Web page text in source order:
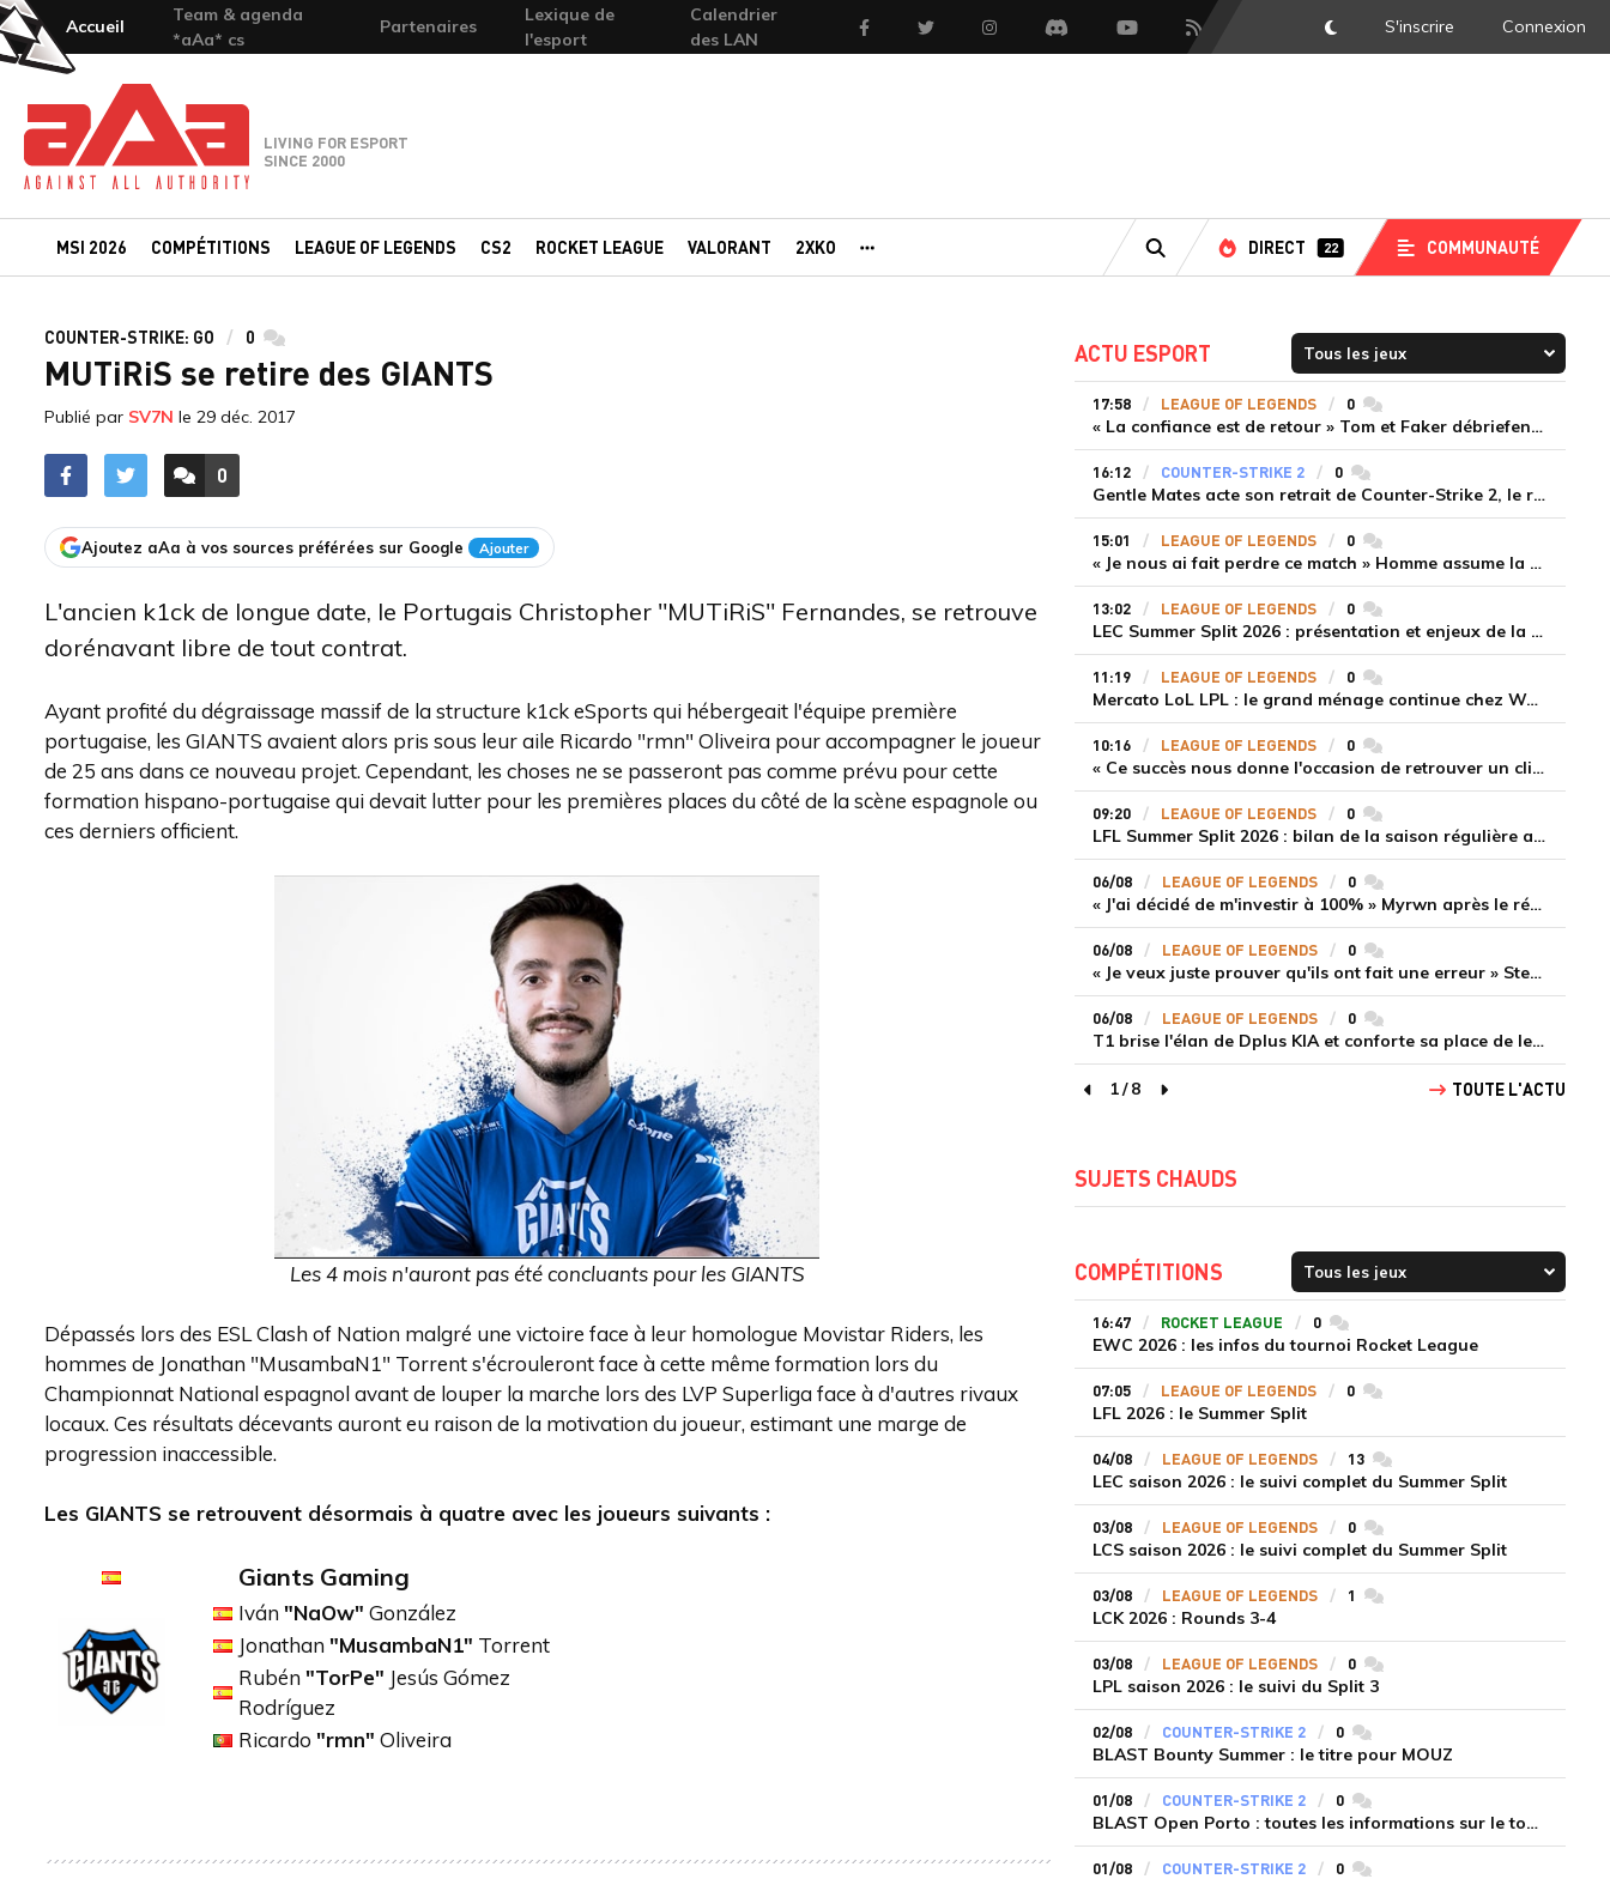
Accueil
Team & agenda
*aAa* cs
Partenaires
Lexique de
l'esport
Calendrier
des LAN
FacebookTwitter InstagramDiscord YoutubeFlux RSS DarkMode
S'inscrire Connexion
Team-aAa - against All authority
LIVING FOR ESPORT
SINCE 2000
MSI 2026 COMPÉTITIONS LEAGUE OF LEGENDS CS2 ROCKET LEAGUE VALORANT 2XKO
RECHERCHE
DIRECT 22 COMMUNAUTÉ
COUNTER-STRIKE: GO 0 commentaires
MUTiRiS se retire des GIANTS
Publié par SV7N le 29 déc. 2017
ACCÉDER AUX
0
COMMENTAIRES
Ajoutez aAa à vos sources préférées sur Google Ajouter
L'ancien k1ck de longue date, le Portugais Christopher "MUTiRiS" Fernandes, se retrouve
dorénavant libre de tout contrat.
Ayant profité du dégraissage massif de la structure k1ck eSports qui hébergeait l'équipe première
portugaise, les GIANTS avaient alors pris sous leur aile Ricardo "rmn" Oliveira pour accompagner le joueur
de 25 ans dans ce nouveau projet. Cependant, les choses ne se passeront pas comme prévu pour cette
formation hispano-portugaise qui devait lutter pour les premières places du côté de la scène espagnole ou
ces derniers officient.
Les 4 mois n'auront pas été concluants pour les GIANTS
Dépassés lors des ESL Clash of Nation malgré une victoire face à leur homologue Movistar Riders, les
hommes de Jonathan "MusambaN1" Torrent s'écrouleront face à cette même formation lors du
Championnat National espagnol avant de louper la marche lors des LVP Superliga face à d'autres rivaux
locaux. Ces résultats décevants auront eu raison de la motivation du joueur, estimant une marge de
progression inaccessible.
Les GIANTS se retrouvent désormais à quatre avec les joueurs suivants :
Giants Gaming
Iván "NaOw" González
Jonathan "MusambaN1" Torrent
Rubén "TorPe" Jesús Gómez
Rodríguez
Ricardo "rmn" Oliveira
ACTU ESPORT
17:58 LEAGUE OF LEGENDS 0commentaires
« La confiance est de retour » Tom et Faker débriefent la victoire convaincante de T1 face à Dplus KIA
16:12 COUNTER-STRIKE 2 0commentaires
Gentle Mates acte son retrait de Counter-Strike 2, le roster ibérique libéré
15:01 LEAGUE OF LEGENDS 0commentaires
« Je nous ai fait perdre ce match » Homme assume la responsabilité de la défaite de HLE face à Gen.G
13:02 LEAGUE OF LEGENDS 0commentaires
LEC Summer Split 2026 : présentation et enjeux de la troisième semaine de compétition
11:19 LEAGUE OF LEGENDS 0commentaires
Mercato LoL LPL : le grand ménage continue chez Weibo Gaming, Jiejie quitte le navire au profit de Xiaohao
10:16 LEAGUE OF LEGENDS 0commentaires
« Ce succès nous donne l'occasion de retrouver un climat beaucoup plus positif » Ryu et Canyon soulagés après la victoire de Gen.G sur HLE
09:20 LEAGUE OF LEGENDS 0commentaires
LFL Summer Split 2026 : bilan de la saison régulière avec Solary en tête
06/08 LEAGUE OF LEGENDS 0commentaires
« J'ai décidé de m'investir à 100% » Myrwn après le réveil de Movistar KOI face à Fnatic
06/08 LEAGUE OF LEGENDS 0commentaires
« Je veux juste prouver qu'ils ont fait une erreur » Stend se confie sur son mercato chaotique et ses ambitions avec Shifters
06/08 LEAGUE OF LEGENDS 0commentaires
T1 brise l'élan de Dplus KIA et conforte sa place de leader en LCK 2026 Rounds 3-4
page précédente
1/8
page suivante
TOUTE L'ACTU
SUJETS CHAUDS
COMPÉTITIONS
16:47 ROCKET LEAGUE 0commentaires
EWC 2026 : les infos du tournoi Rocket League
07:05 LEAGUE OF LEGENDS 0commentaires
LFL 2026 : le Summer Split
04/08 LEAGUE OF LEGENDS 13commentaires
LEC saison 2026 : le suivi complet du Summer Split
03/08 LEAGUE OF LEGENDS 0commentaires
LCS saison 2026 : le suivi complet du Summer Split
03/08 LEAGUE OF LEGENDS 1 commentaires
LCK 2026 : Rounds 3-4
03/08 LEAGUE OF LEGENDS 0commentaires
LPL saison 2026 : le suivi du Split 3
02/08 COUNTER-STRIKE 2 0commentaires
BLAST Bounty Summer : le titre pour MOUZ
01/08 COUNTER-STRIKE 2 0commentaires
BLAST Open Porto : toutes les informations sur le tournoi
01/08 COUNTER-STRIKE 2 0commentaires